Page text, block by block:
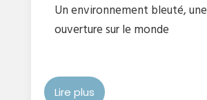
Un environnement bleuté, une
ouverture sur le monde
Lire plus